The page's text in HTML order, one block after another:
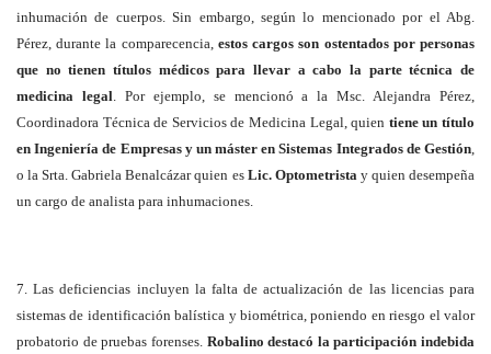
inhumación de cuerpos.Sin embargo, según lo mencionado por el Abg.
Pérez, durante la comparecencia, estos cargos son ostentados por personas
que no tienen títulos médicos para llevar a cabo la parte técnica de
medicina legal . Por ejemplo, se mencionó a la Msc. Alejandra Pérez,
Coordinadora Técnica de Servicios de Medicina Legal, quien tiene un título
en Ingeniería de Empresas y un máster en Sistemas Integrados de Gestión
o la Srta. Gabriela Benalcázar quien es Lic. Optometrista y quien desempeña
un cargo de analista para inhumaciones.
7. Las deficiencias incluyen la falta de actualización de las licencias para
sistemas de identificación balística y biométrica, poniendo en riesgo el valor
probatorio de pruebas forenses. Robalino destacó la participación indebida